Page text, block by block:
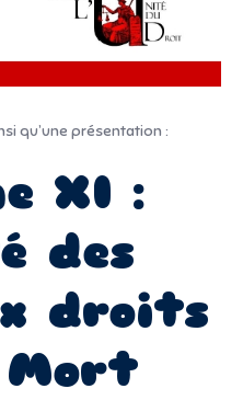
qu’une présentation :
XI :
des
droits